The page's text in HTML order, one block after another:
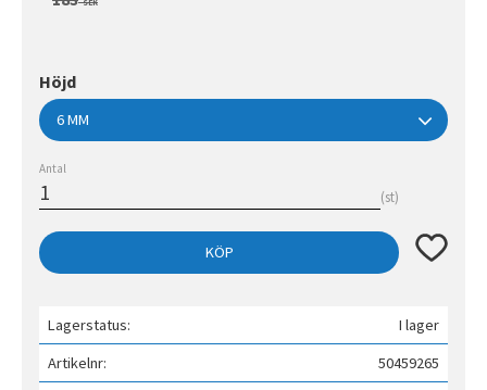
SEK
Höjd
Antal
st
KÖP Lägg till
Lagerstatus
I lager
Artikelnr
50459265